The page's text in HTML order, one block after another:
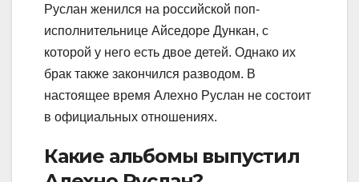
Руслан женился на российской поп-
исполнительнице Айседоре Дункан, с
которой у него есть двое детей. Однако их
брак также закончился разводом. В
настоящее время Алехно Руслан не состоит
в официальных отношениях.
Какие альбомы выпустил